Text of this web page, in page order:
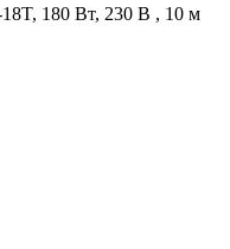
180 Вт, 230 В , 10 м